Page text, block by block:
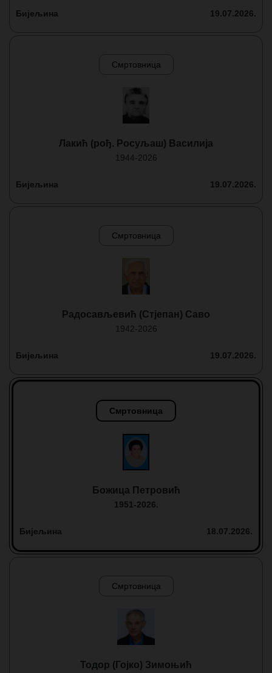
Бијељина 19.07.2026.
Смртовница
Лакић (рођ. Росуљаш) Василија
1944-2026
Бијељина 19.07.2026.
Смртовница
Радосављевић (Стјепан) Саво
1942-2026
Бијељина 19.07.2026.
Смртовница
Божица Петровић
1951-2026.
Бијељина 18.07.2026.
Смртовница
Тодор (Гојко) Зимоњић